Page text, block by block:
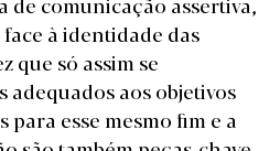
à identidade das
que só assim se
aos objetivos
para esse mesmo fim e a